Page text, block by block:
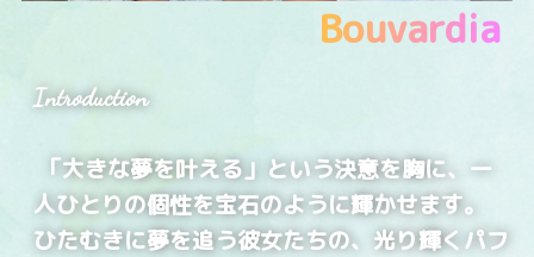
Bouvardia
Introduction
「大きな夢を叶える」という決意を胸に、一
人ひとりの個性を宝石のように輝かせます。
ひたむきに夢を追う彼女たちの、光り輝くパフ